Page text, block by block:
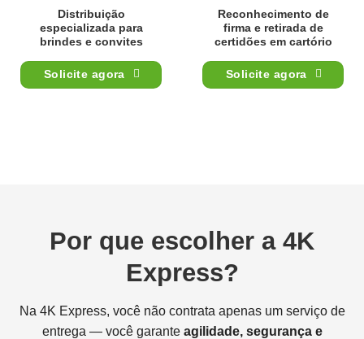
Distribuição
especializada para
brindes e convites
Solicite agora
Reconhecimento de
firma e retirada de
certidões em cartório
Solicite agora
Por que escolher a 4K
Express?
Na 4K Express, você não contrata apenas um serviço de
entrega — você garante agilidade, segurança e